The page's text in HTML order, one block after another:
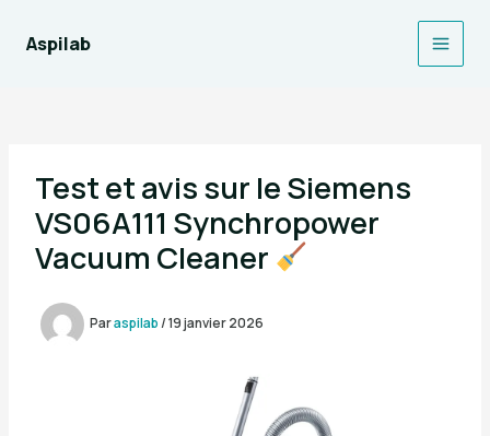
contenu
Aspilab
Main
Test et avis sur le Siemens
VS06A111 Synchropower
Vacuum Cleaner
Paraspilab/19 janvier 2026